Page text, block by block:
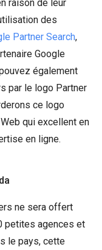
raison de leur
des
Partner Search,
Google
également
par le logo Partner
ce logo
qui excellent en
en ligne.
ne sera offert
petites agences et
le pays, cette